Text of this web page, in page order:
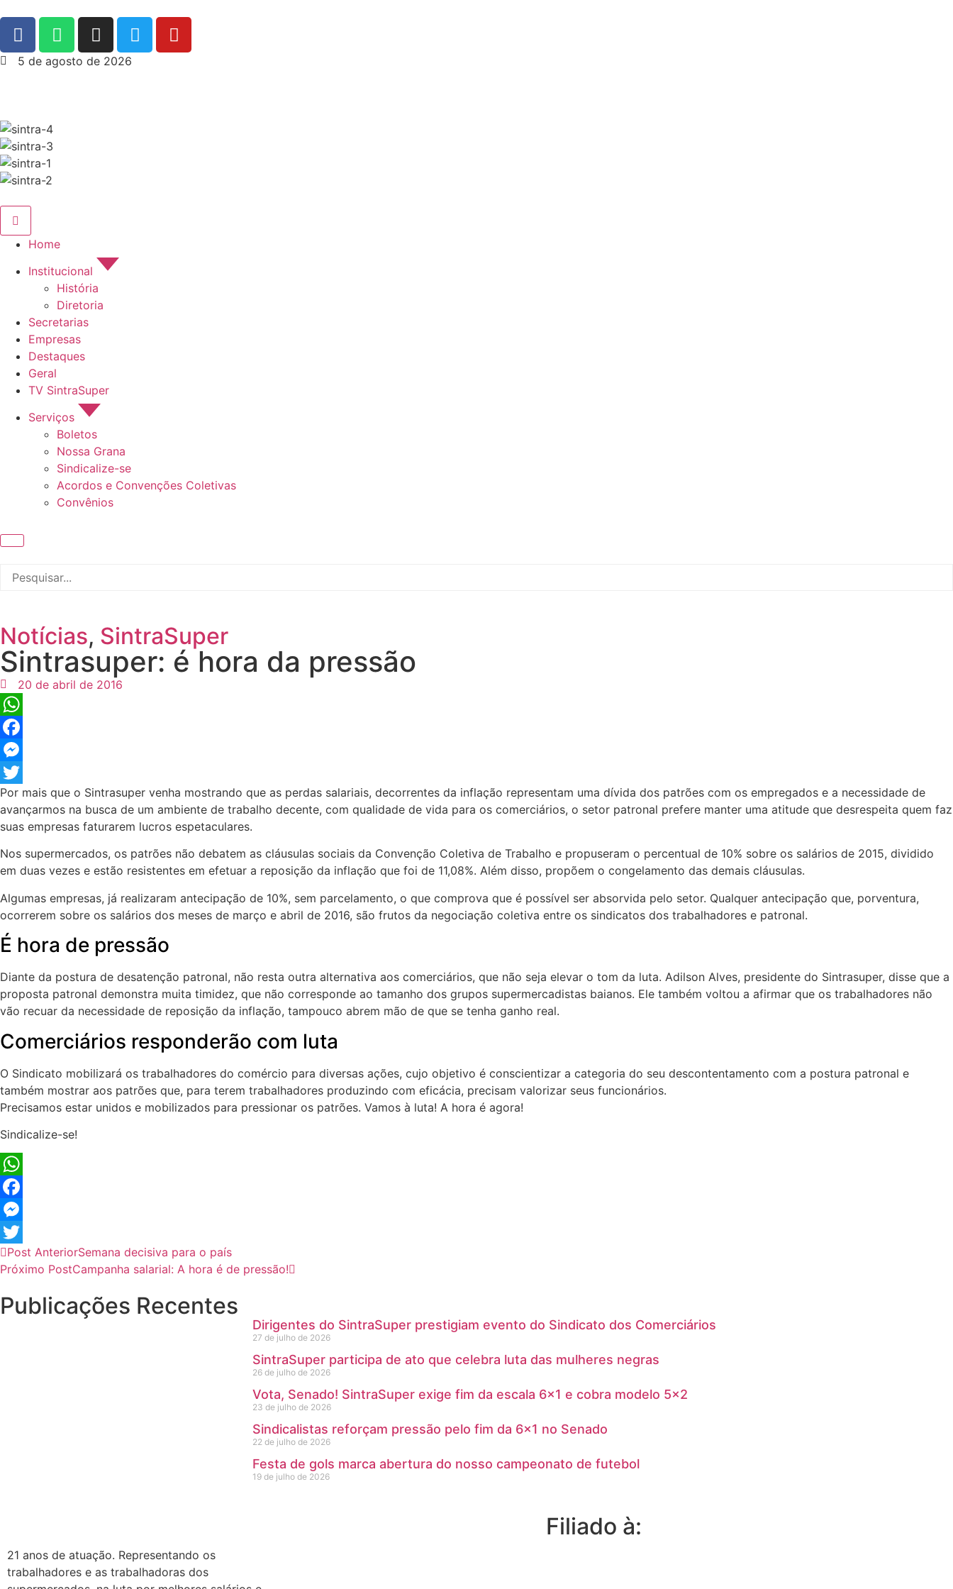
5 de agosto de 2026
Home
Institucional
História
Diretoria
Secretarias
Empresas
Destaques
Geral
TV SintraSuper
Serviços
Boletos
Nossa Grana
Sindicalize-se
Acordos e Convenções Coletivas
Convênios
Notícias, SintraSuper
Sintrasuper: é hora da pressão
20 de abril de 2016
WhatsApp
Facebook
Messenger
Twitter
Por mais que o Sintrasuper venha mostrando que as perdas salariais, decorrentes da inflação representam uma dívida dos patrões com os empregados e a necessidade de
avançarmos na busca de um ambiente de trabalho decente, com qualidade de vida para os comerciários, o setor patronal prefere manter uma atitude que desrespeita quem faz
suas empresas faturarem lucros espetaculares.
Nos supermercados, os patrões não debatem as cláusulas sociais da Convenção Coletiva de Trabalho e propuseram o percentual de 10% sobre os salários de 2015, dividido
em duas vezes e estão resistentes em efetuar a reposição da inflação que foi de 11,08%. Além disso, propõem o congelamento das demais cláusulas.
Algumas empresas, já realizaram antecipação de 10%, sem parcelamento, o que comprova que é possível ser absorvida pelo setor. Qualquer antecipação que, porventura,
ocorrerem sobre os salários dos meses de março e abril de 2016, são frutos da negociação coletiva entre os sindicatos dos trabalhadores e patronal.
É hora de pressão
Diante da postura de desatenção patronal, não resta outra alternativa aos comerciários, que não seja elevar o tom da luta. Adilson Alves, presidente do Sintrasuper, disse que a
proposta patronal demonstra muita timidez, que não corresponde ao tamanho dos grupos supermercadistas baianos. Ele também voltou a afirmar que os trabalhadores não
vão recuar da necessidade de reposição da inflação, tampouco abrem mão de que se tenha ganho real.
Comerciários responderão com luta
O Sindicato mobilizará os trabalhadores do comércio para diversas ações, cujo objetivo é conscientizar a categoria do seu descontentamento com a postura patronal e
também mostrar aos patrões que, para terem trabalhadores produzindo com eficácia, precisam valorizar seus funcionários.
Precisamos estar unidos e mobilizados para pressionar os patrões. Vamos à luta! A hora é agora!
Sindicalize-se!
WhatsApp
Facebook
Messenger
Twitter
Post AnteriorSemana decisiva para o país
Próximo PostCampanha salarial: A hora é de pressão!
Publicações Recentes
Dirigentes do SintraSuper prestigiam evento do Sindicato dos Comerciários
27 de julho de 2026
SintraSuper participa de ato que celebra luta das mulheres negras
26 de julho de 2026
Vota, Senado! SintraSuper exige fim da escala 6×1 e cobra modelo 5×2
23 de julho de 2026
Sindicalistas reforçam pressão pelo fim da 6×1 no Senado
22 de julho de 2026
Festa de gols marca abertura do nosso campeonato de futebol
19 de julho de 2026
21 anos de atuação. Representando os
trabalhadores e as trabalhadoras dos
Filiado à: